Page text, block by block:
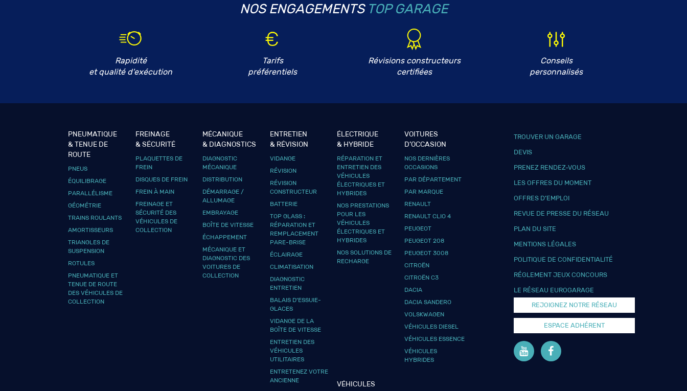
NOS ENGAGEMENTS TOP GARAGE
Rapidité
et qualité d'exécution
Tarifs
préférentiels
Révisions constructeurs
certifiées
Conseils
personnalisés
PNEUMATIQUE
& TENUE DE
ROUTE
PNEUS
ÉQUILIBRAGE
PARALLÉLISME
GÉOMÉTRIE
TRAINS ROULANTS
AMORTISSEURS
TRIANGLES DE
SUSPENSION
ROTULES
PNEUMATIQUE ET
TENUE DE ROUTE
DES VÉHICULES DE
COLLECTION
FREINAGE
& SÉCURITÉ
PLAQUETTES DE
FREIN
DISQUES DE FREIN
FREIN À MAIN
FREINAGE ET
SÉCURITÉ DES
VÉHICULES DE
COLLECTION
MÉCANIQUE
& DIAGNOSTICS
DIAGNOSTIC
MÉCANIQUE
DISTRIBUTION
DÉMARRAGE /
ALLUMAGE
EMBRAYAGE
BOÎTE DE VITESSE
ÉCHAPPEMENT
MÉCANIQUE ET
DIAGNOSTIC DES
VOITURES DE
COLLECTION
ENTRETIEN
& RÉVISION
VIDANGE
RÉVISION
RÉVISION
CONSTRUCTEUR
BATTERIE
TOP GLASS :
RÉPARATION ET
REMPLACEMENT
PARE-BRISE
ÉCLAIRAGE
CLIMATISATION
DIAGNOSTIC
ENTRETIEN
BALAIS D’ESSUIE-
GLACES
VIDANGE DE LA
BOÎTE DE VITESSE
ENTRETIEN DES
VÉHICULES
UTILITAIRES
ENTRETENEZ VOTRE
ANCIENNE
ÉLECTRIQUE
& HYBRIDE
RÉPARATION ET
ENTRETIEN DES
VÉHICULES
ÉLECTRIQUES ET
HYBRIDES
NOS PRESTATIONS
POUR LES
VÉHICULES
ÉLECTRIQUES ET
HYBRIDES
NOS SOLUTIONS DE
RECHARGE
VOITURES
D’OCCASION
NOS DERNIÈRES
OCCASIONS
PAR DÉPARTEMENT
PAR MARQUE
RENAULT
RENAULT CLIO 4
PEUGEOT
PEUGEOT 208
PEUGEOT 3008
CITROËN
CITROËN C3
DACIA
DACIA SANDERO
VOLSKWAGEN
VÉHICULES DIESEL
VÉHICULES ESSENCE
VÉHICULES
HYBRIDES
VÉHICULES
TROUVER UN GARAGE
DEVIS
PRENEZ RENDEZ-VOUS
LES OFFRES DU MOMENT
OFFRES D’EMPLOI
REVUE DE PRESSE DU RÉSEAU
PLAN DU SITE
MENTIONS LÉGALES
POLITIQUE DE CONFIDENTIALITÉ
RÉGLEMENT JEUX CONCOURS
LE RÉSEAU EUROGARAGE
REJOIGNEZ NOTRE RÉSEAU
ESPACE ADHÉRENT